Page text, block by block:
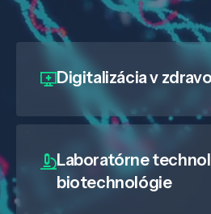
Digitalizáciav
Laboratórne
biotechnológie